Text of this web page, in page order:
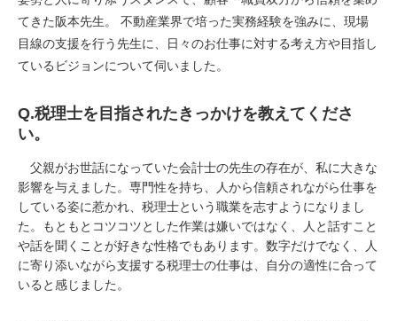
てきた阪本先生。 不動産業界で培った実務経験を強みに、現場
目線の支援を行う先生に、日々のお仕事に対する考え方や目指し
ているビジョンについて伺いました。
Q.税理士を目指されたきっかけを教えてくださ
い。
父親がお世話になっていた会計士の先生の存在が、私に大きな
影響を与えました。専門性を持ち、人から信頼されながら仕事を
している姿に惹かれ、税理士という職業を志すようになりまし
た。もともとコツコツとした作業は嫌いではなく、人と話すこと
や話を聞くことが好きな性格でもあります。数字だけでなく、人
に寄り添いながら支援する税理士の仕事は、自分の適性に合って
いると感じました。